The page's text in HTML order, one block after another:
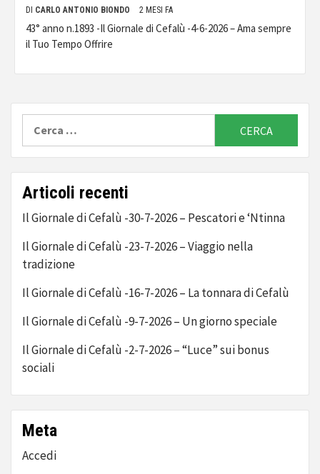
DI CARLO ANTONIO BIONDO 2 MESI FA
43° anno n.1893 -Il Giornale di Cefalù -4-6-2026 – Ama sempre
il Tuo Tempo Offrire
Articoli recenti
Il Giornale di Cefalù -30-7-2026 – Pescatori e ‘Ntinna
Il Giornale di Cefalù -23-7-2026 – Viaggio nella
tradizione
Il Giornale di Cefalù -16-7-2026 – La tonnara di Cefalù
Il Giornale di Cefalù -9-7-2026 – Un giorno speciale
Il Giornale di Cefalù -2-7-2026 – “Luce” sui bonus
sociali
Meta
Accedi